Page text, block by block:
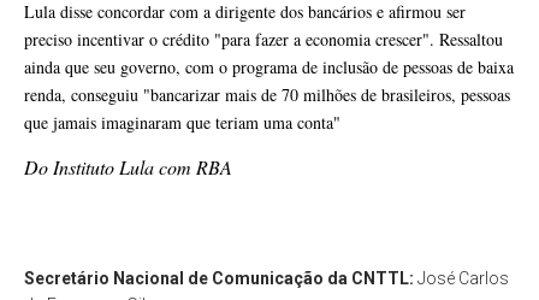
Lula disse concordar com a dirigente dos bancários e afirmou ser
preciso incentivar o crédito "para fazer a economia crescer". Ressaltou
ainda que seu governo, com o programa de inclusão de pessoas de baixa
renda, conseguiu "bancarizar mais de 70 milhões de brasileiros, pessoas
que jamais imaginaram que teriam uma conta"
Do Instituto Lula com RBA
Secretário Nacional de Comunicação da CNTTL: José Carlos